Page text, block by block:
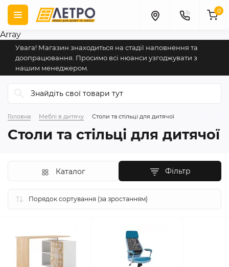
Array
Увага! Магазин знаходиться на стадії наповнення та
доопрацювання. Просимо всі нюанси узгоджувати з
нашим менеджером.
0
Головна Меблі в дитячу Столи та стільці для дитячої
Столи та стільці для дитячої
Фільтр
Каталог